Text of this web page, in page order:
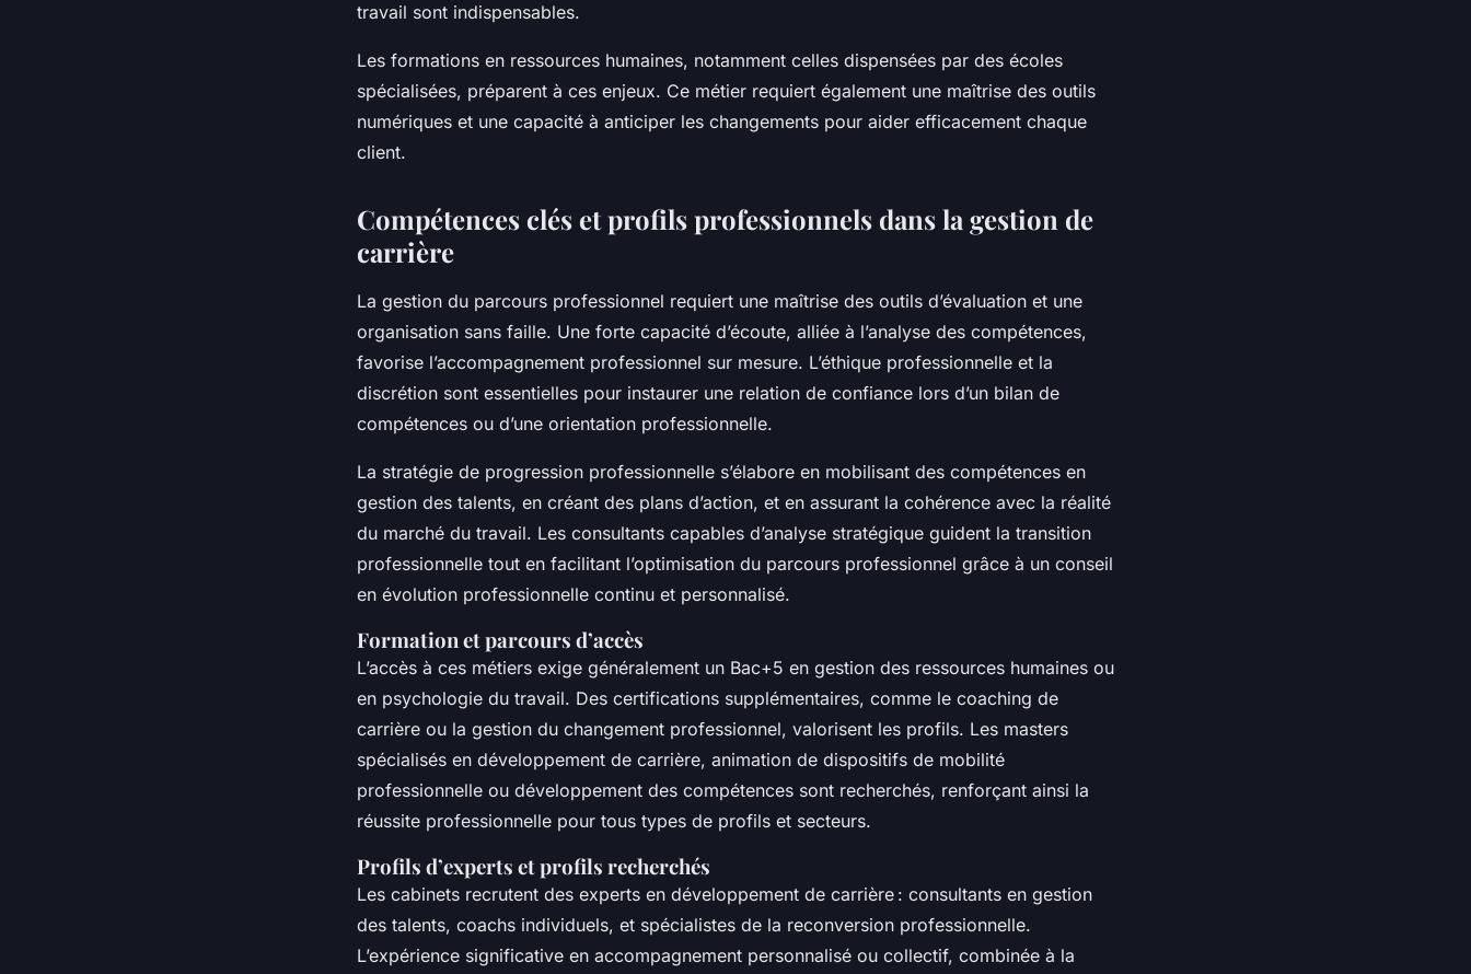
travail sont indispensables.
Les formations en ressources humaines, notamment celles dispensées par des écoles
spécialisées, préparent à ces enjeux. Ce métier requiert également une maîtrise des outils
numériques et une capacité à anticiper les changements pour aider efficacement chaque
client.
Compétences clés et profils professionnels dans la gestion de
carrière
La gestion du parcours professionnel requiert une maîtrise des outils d’évaluation et une
organisation sans faille. Une forte capacité d’écoute, alliée à l’analyse des compétences,
favorise l’accompagnement professionnel sur mesure. L’éthique professionnelle et la
discrétion sont essentielles pour instaurer une relation de confiance lors d’un bilan de
compétences ou d’une orientation professionnelle.
La stratégie de progression professionnelle s’élabore en mobilisant des compétences en
gestion des talents, en créant des plans d’action, et en assurant la cohérence avec la réalité
du marché du travail. Les consultants capables d’analyse stratégique guident la transition
professionnelle tout en facilitant l’optimisation du parcours professionnel grâce à un conseil
en évolution professionnelle continu et personnalisé.
Formation et parcours d’accès
L’accès à ces métiers exige généralement un Bac+5 en gestion des ressources humaines ou
en psychologie du travail. Des certifications supplémentaires, comme le coaching de
carrière ou la gestion du changement professionnel, valorisent les profils. Les masters
spécialisés en développement de carrière, animation de dispositifs de mobilité
professionnelle ou développement des compétences sont recherchés, renforçant ainsi la
réussite professionnelle pour tous types de profils et secteurs.
Profils d’experts et profils recherchés
Les cabinets recrutent des experts en développement de carrière : consultants en gestion
des talents, coachs individuels, et spécialistes de la reconversion professionnelle.
L’expérience significative en accompagnement personnalisé ou collectif, combinée à la